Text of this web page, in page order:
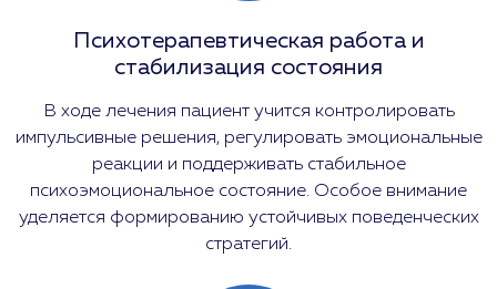
Психотерапевтическая работа и
стабилизация состояния
В ходе лечения пациент учится контролировать
импульсивные решения, регулировать эмоциональные
реакции и поддерживать стабильное
психоэмоциональное состояние. Особое внимание
уделяется формированию устойчивых поведенческих
стратегий.